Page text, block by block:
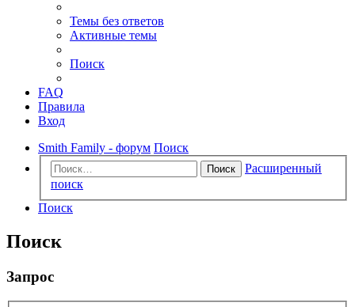
Темы без ответов
Активные темы
Поиск
FAQ
Правила
Вход
Smith Family - форум Поиск
Поиск
Расширенный
поиск
Поиск
Поиск
Запрос